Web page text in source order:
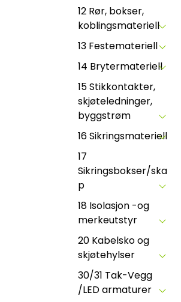
12 Rør, bokser,
koblingsmateriell
13 Festemateriell
14 Brytermateriell
15 Stikkontakter,
skjøteledninger,
byggstrøm
16 Sikringsmateriell
17
Sikringsbokser/ska
p
18 Isolasjon -og
merkeutstyr
20 Kabelsko og
skjøtehylser
30/31 Tak-Vegg
/LED armaturer